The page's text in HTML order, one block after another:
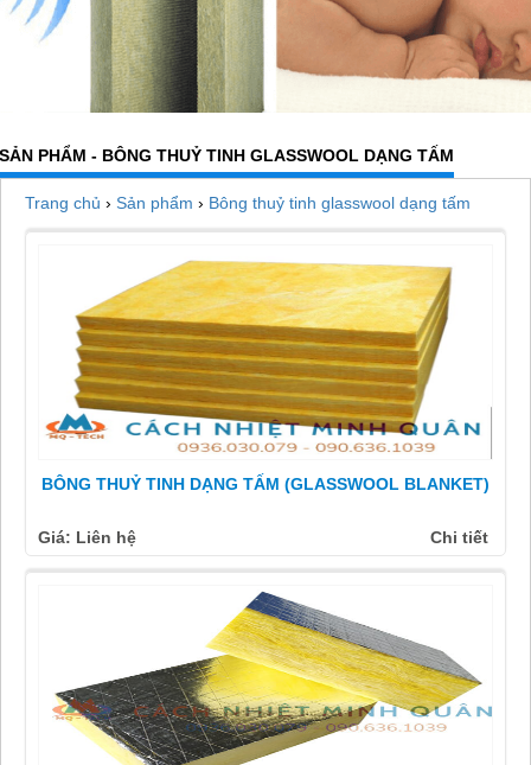
SẢN PHẨM - BÔNG THUỶ TINH GLASSWOOL DẠNG TẤM
Trang chủ › Sản phẩm › Bông thuỷ tinh glasswool dạng tấm
BÔNG THUỶ TINH DẠNG TẤM (GLASSWOOL BLANKET)
Giá: Liên hệ Chi tiết